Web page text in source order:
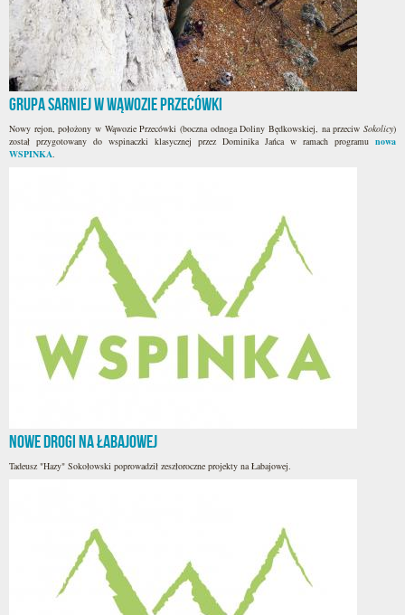
Grupa Sarniej w Wąwozie Przecówki
Nowy rejon, położony w Wąwozie Przecówki (boczna odnoga Doliny Będkowskiej, na przeciw Sokolicy)
został przygotowany do wspinaczki klasycznej przez Dominika Jańca w ramach programu nowa
WSPINKA.
Nowe drogi na Łabajowej
Tadeusz "Hazy" Sokołowski poprowadził zeszłoroczne projekty na Łabajowej.